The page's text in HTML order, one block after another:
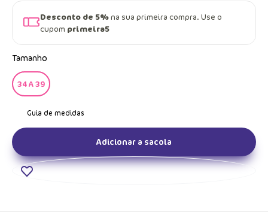
Desconto de 5%na sua primeira compra. Use o
cupom primeira5
Tamanho
34 A 39
Adicionar a sacola